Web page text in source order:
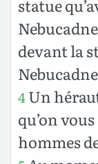
statue
devant la
4Un
qu’on
hommes